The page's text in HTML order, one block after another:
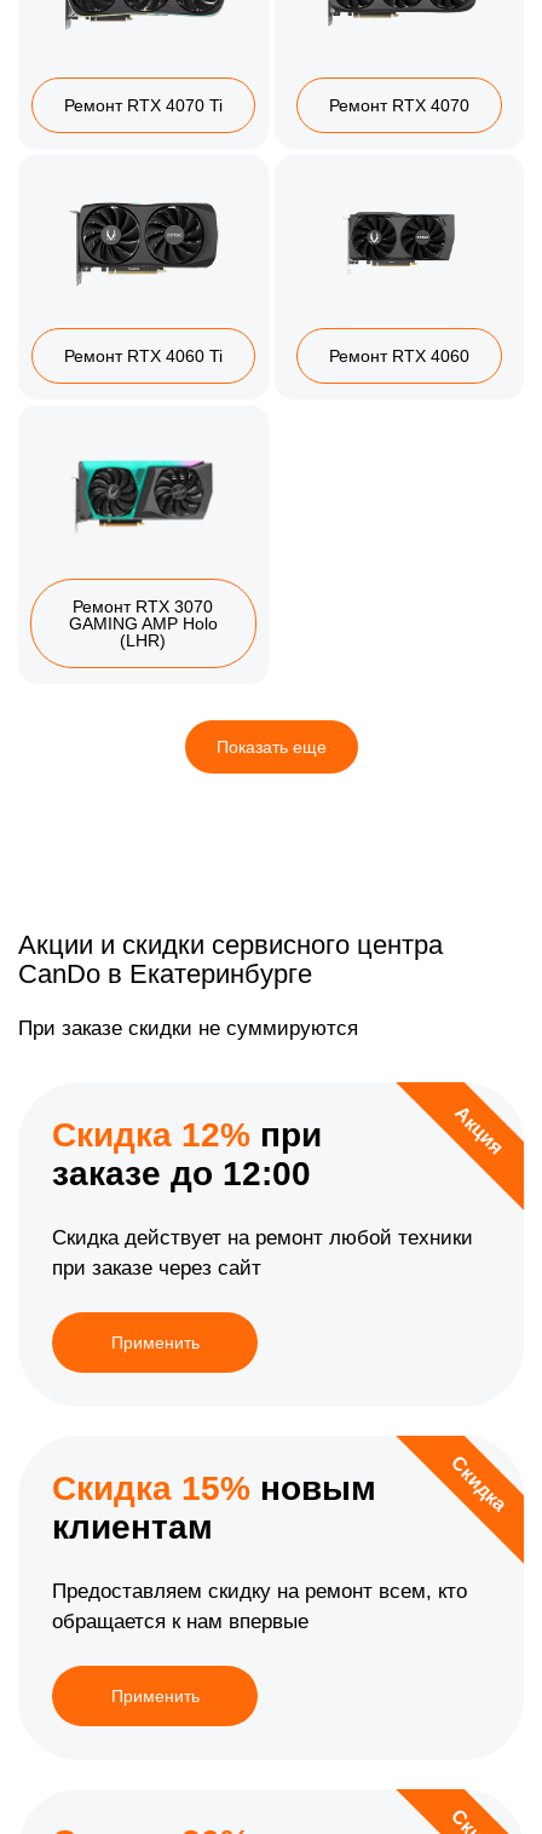
Ремонт RTX 4070 Ti Ремонт RTX 4070
Ремонт RTX 4060 Ti Ремонт RTX 4060
Ремонт RTX 3070
GAMING AMP Holo
(LHR)
Показать еще
Акции и скидки сервисного центра
CanDo в Екатеринбурге
При заказе скидки не суммируются
Акция
Скидка 12% при
заказе до 12:00
Скидка действует на ремонт любой техники
при заказе через сайт
Применить
Скидка
Скидка 15% новым
клиентам
Предоставляем скидку на ремонт всем, кто
обращается к нам впервые
Применить